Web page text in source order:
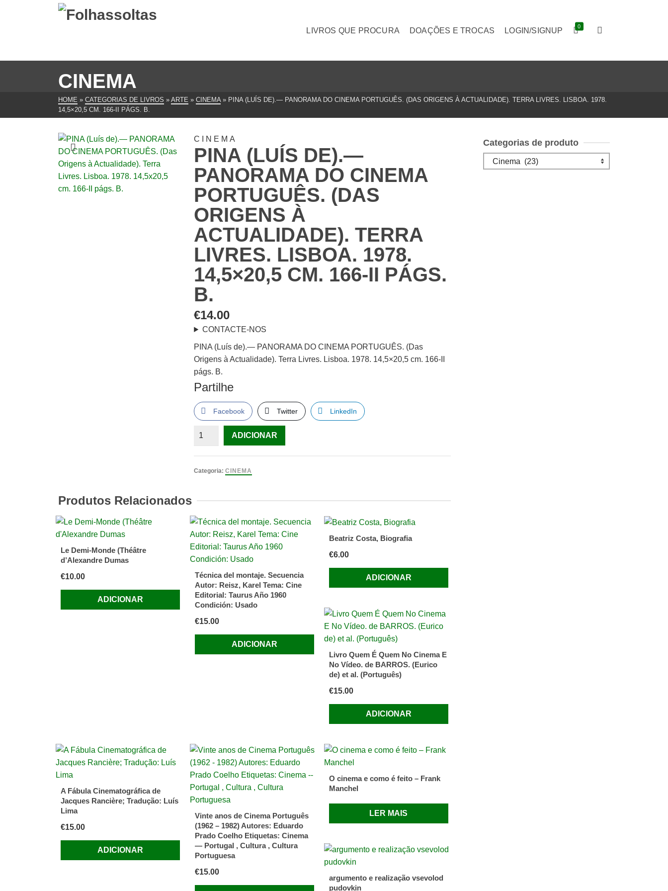
LIVROS QUE PROCURA DOAÇÕES E TROCAS LOGIN/SIGNUP 0
CINEMA
HOME » CATEGORIAS DE LIVROS » ARTE » CINEMA » PINA (LUÍS DE).— PANORAMA DO CINEMA PORTUGUÊS. (DAS ORIGENS À ACTUALIDADE). TERRA LIVRES. LISBOA. 1978.
14,5×20,5 CM. 166-II PÁGS. B.
CINEMA
PINA (LUÍS DE).—
PANORAMA DO CINEMA
PORTUGUÊS. (DAS
ORIGENS À
ACTUALIDADE). TERRA
LIVRES. LISBOA. 1978.
14,5×20,5 CM. 166-II PÁGS.
B.
€14.00
CONTACTE-NOS
PINA (Luís de).— PANORAMA DO CINEMA PORTUGUÊS. (Das
Origens à Actualidade). Terra Livres. Lisboa. 1978. 14,5×20,5 cm. 166-II
págs. B.
Partilhe
Facebook Twitter LinkedIn
Quantidade
(Luís
DO
CINEMA
PORTUGUÊS.
(Das
à
Actualidade).
Terra
Livres.
14,5x20,5
ADICIONAR
Categoria:CINEMA
Produtos Relacionados
Le Demi-Monde (Théâtre
d’Alexandre Dumas
€10.00
ADICIONAR
Técnica del montaje. Secuencia
Autor: Reisz, Karel Tema: Cine
Editorial: Taurus Año 1960
Condición: Usado
€15.00
ADICIONAR
Beatriz Costa, Biografia
€6.00
ADICIONAR
Livro Quem É Quem No Cinema E
No Vídeo. de BARROS. (Eurico
de) et al. (Português)
€15.00
ADICIONAR
A Fábula Cinematográfica de
Jacques Rancière; Tradução: Luís
Lima
€15.00
ADICIONAR
Vinte anos de Cinema Português
(1962 – 1982) Autores: Eduardo
Prado Coelho Etiquetas: Cinema
— Portugal , Cultura , Cultura
Portuguesa
€15.00
O cinema e como é feito – Frank
Manchel
LER MAIS
argumento e realização vsevolod
pudovkin
Categorias de produto